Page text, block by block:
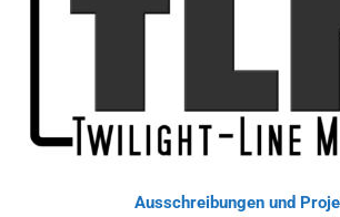
Ausschreibungen und